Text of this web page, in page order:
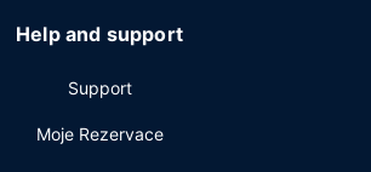
Help and support
Support
Moje Rezervace